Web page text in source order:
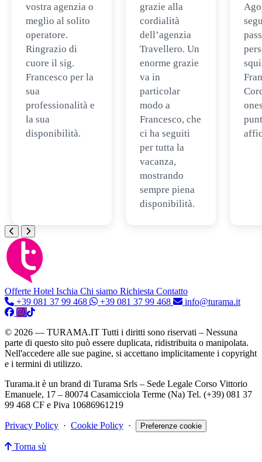
vostra agenzia o
meglio al solito
operatore.
Ringrazio di
cuore il sig.
Francesco per la
sua
professionalità e
la sua
disponibilità.
grazie alla
cordialità
dell’agenzia
Travellero. Un
enorme grazie
va in
particolar
modo a
Francesco, che
ci ha seguiti
per tutta la
vacanza,
mostrando
sempre piena
disponibilità.
Offerte Hotel Ischia Chi siamo Richiesta Contatto
+39 081 37 99 468
+39 081 37 99 468 info@turama.it
© 2026 — TURAMA.IT Tutti i diritti sono riservati – Nessuna
parte di questo sito può essere duplicata, ridistribuita o manipolata.
Nell'accedere alle sue pagine, si accettano implicitamente i copyright
e i termini di utilizzo.
Turama.it è un brand di Turama Srls – Sede Legale Corso Vittorio
Emanuele, 17 – 80074 Casamicciola Terme (Na) Tel. (+39) 081 37
99 468 CF e Piva 10686961219
Privacy Policy · Cookie Policy · Preferenze cookie
Torna sù